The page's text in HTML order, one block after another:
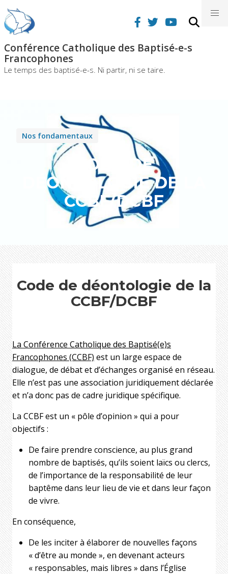
Aller
au
contenu
principal
Conférence Catholique des Baptisé-e-s
Francophones
Le temps des baptisé-e-s. Ni partir, ni se taire.
Nos fondamentaux
CODE DE
DÉONTOLOGIE DE LA
CCBF/DCBF
Code de déontologie de la
CCBF/DCBF
La Conférence Catholique des Baptisé(e)s
Francophones (CCBF) est un large espace de
dialogue, de débat et d’échanges organisé en réseau.
Elle n’est pas une association juridiquement déclarée
et n’a donc pas de cadre juridique spécifique.
La CCBF est un « pôle d’opinion » qui a pour
objectifs :
De faire prendre conscience, au plus grand
nombre de baptisés, qu’ils soient laïcs ou clercs,
de l’importance de la responsabilité de leur
baptême dans leur lieu de vie et dans leur façon
de vivre.
En conséquence,
De les inciter à élaborer de nouvelles façons
« d’être au monde », en devenant acteurs
« responsables, mais libres » dans l’Église